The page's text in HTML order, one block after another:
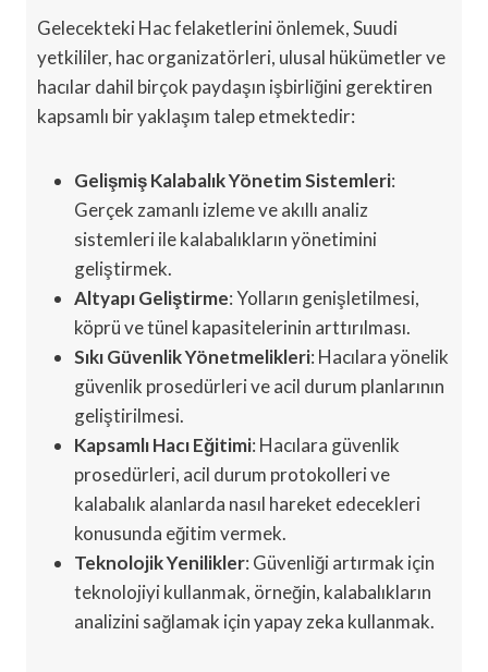
Gelecekteki Hac felaketlerini önlemek, Suudi
yetkililer, hac organizatörleri, ulusal hükümetler ve
hacılar dahil birçok paydaşın işbirliğini gerektiren
kapsamlı bir yaklaşım talep etmektedir:
Gelişmiş Kalabalık Yönetim Sistemleri:
Gerçek zamanlı izleme ve akıllı analiz
sistemleri ile kalabalıkların yönetimini
geliştirmek.
Altyapı Geliştirme: Yolların genişletilmesi,
köprü ve tünel kapasitelerinin arttırılması.
Sıkı Güvenlik Yönetmelikleri: Hacılara yönelik
güvenlik prosedürleri ve acil durum planlarının
geliştirilmesi.
Kapsamlı Hacı Eğitimi: Hacılara güvenlik
prosedürleri, acil durum protokolleri ve
kalabalık alanlarda nasıl hareket edecekleri
konusunda eğitim vermek.
Teknolojik Yenilikler: Güvenliği artırmak için
teknolojiyi kullanmak, örneğin, kalabalıkların
analizini sağlamak için yapay zeka kullanmak.